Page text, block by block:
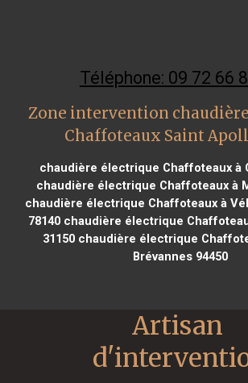
Téléphone: 09 72 66
Zone intervention
Chaffoteaux Saint
chaudière électrique Chaffoteaux à
chaudière électrique Chaffoteaux à
chaudière électrique Chaffoteaux à
78140 chaudière électrique
31150 chaudière électrique
Brévannes 94450
Artisan